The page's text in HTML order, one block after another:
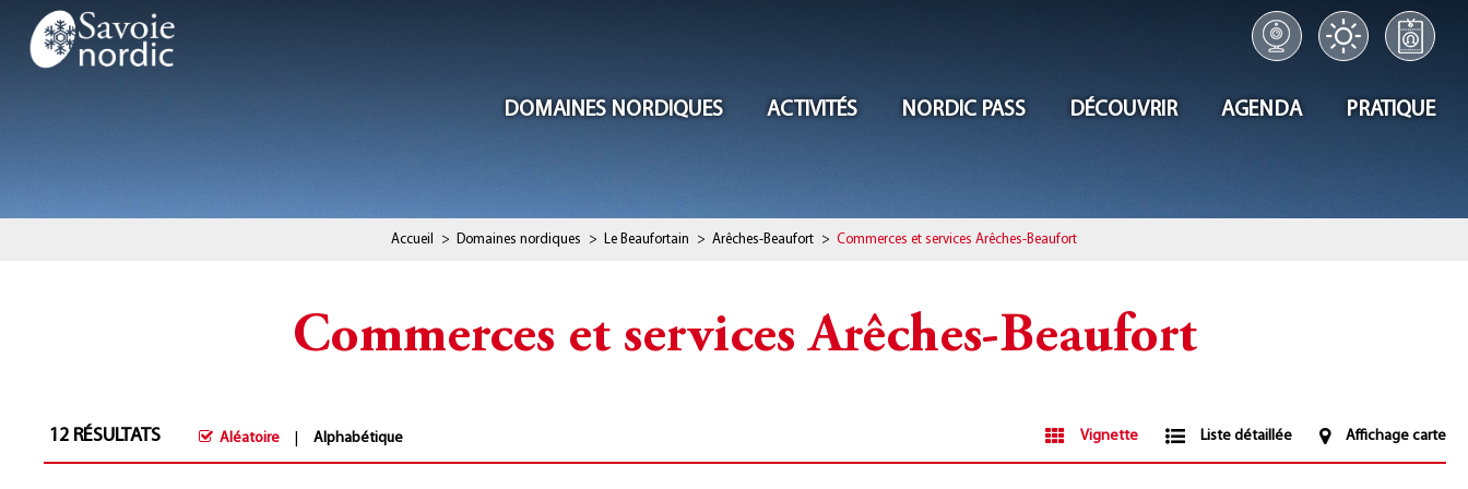
DOMAINES NORDIQUES ACTIVITÉS NORDIC PASS DÉCOUVRIR AGENDA PRATIQUE
Accueil > Domaines nordiques > Le Beaufortain > Arêches-Beaufort > Commerces et services Arêches-Beaufort
Commerces et services Arêches-Beaufort
Vignette Liste détaillée Affichage carte
12 RÉSULTATS Aléatoire Alphabétique